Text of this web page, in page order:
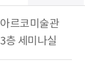
아르코미술관
3층 세미나실